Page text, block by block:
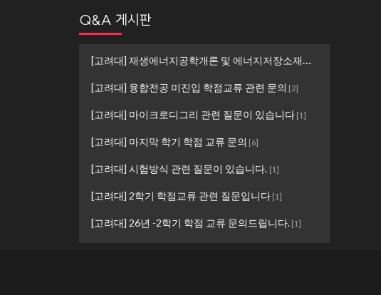
Q&A 게시판
[고려대] 재생에너지공학개론 및 에너지저장소재설계 ...
[고려대] 융합전공 미진입 학점교류 관련 문의 [2]
[고려대] 마이크로디그리 관련 질문이 있습니다[1]
[고려대] 마지막 학기 학점 교류 문의 [6]
[고려대] 시험방식 관련 질문이 있습니다. [1]
[고려대] 2학기 학점교류 관련 질문입니다[1]
[고려대] 26년 -2학기 학점 교류 문의드립니다.[1]